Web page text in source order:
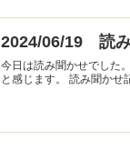
2024/06/19 読
今日は読み聞かせでした
と感じます。 読